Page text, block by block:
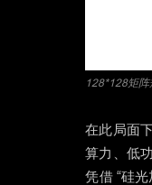
128*128矩
在此局面
算力、低
凭借 “硅